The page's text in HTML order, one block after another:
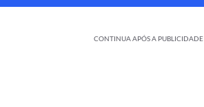
CONTINUA APÓS A PUBLICIDADE